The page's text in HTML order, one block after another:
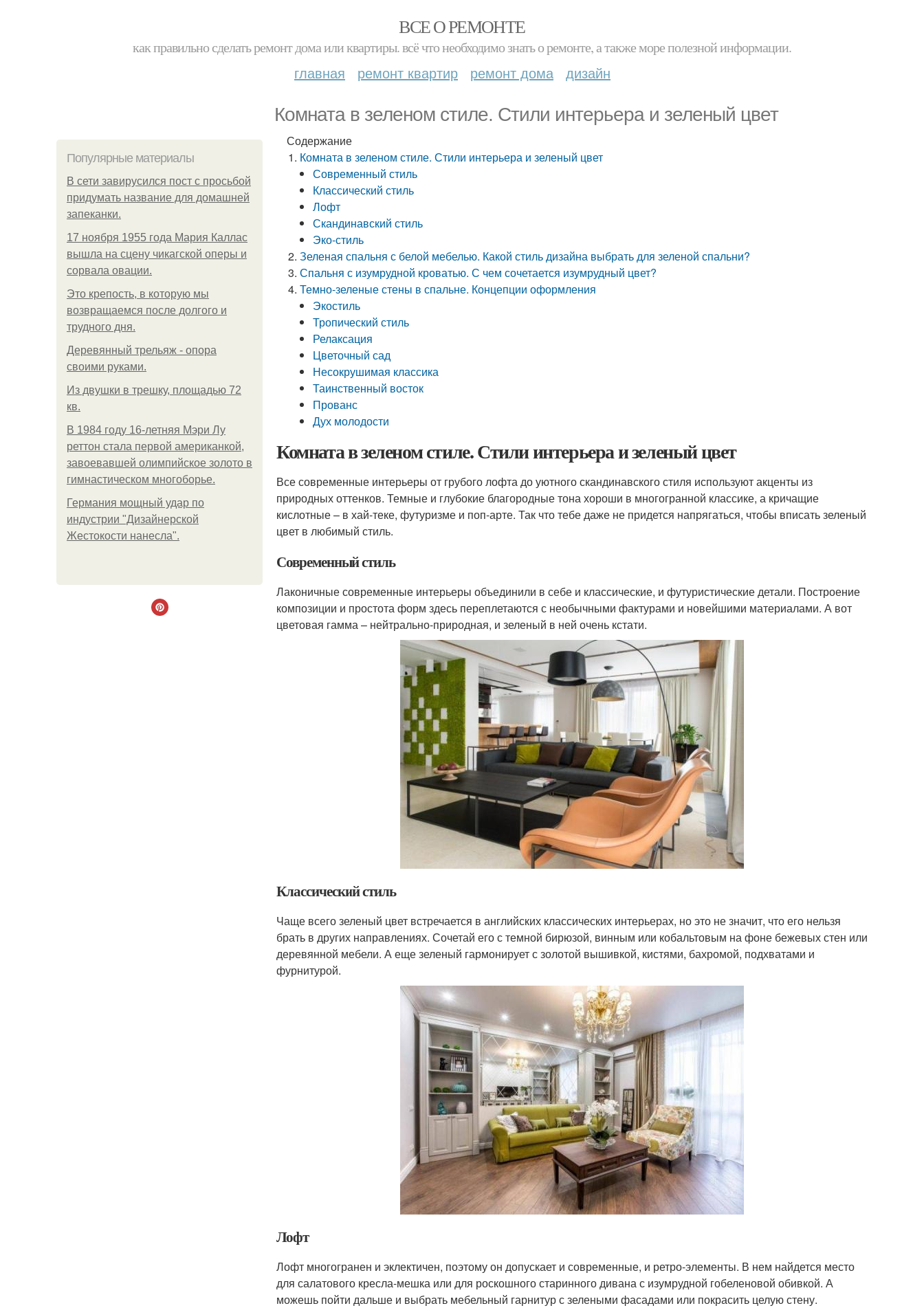
ВСЕ О РЕМОНТЕ
как правильно сделать ремонт дома или квартиры. всё что необходимо знать о ремонте, а также море полезной информации.
главная ремонт квартир ремонт дома дизайн
Комната в зеленом стиле. Стили интерьера и зеленый цвет
Популярные материалы
В сети завирусился пост с просьбой
придумать название для домашней
запеканки.
17 ноября 1955 года Мария Каллас
вышла на сцену чикагской оперы и
сорвала овации.
Это крепость, в которую мы
возвращаемся после долгого и
трудного дня.
Деревянный трельяж - опора
своими руками.
Из двушки в трешку, площадью 72
кв.
В 1984 году 16-летняя Мэри Лу
реттон стала первой американкой,
завоевавшей олимпийское золото в
гимнастическом многоборье.
Германия мощный удар по
индустрии "Дизайнерской
Жестокости нанесла".
Содержание
Комната в зеленом стиле. Стили интерьера и зеленый цвет
Современный стиль
Классический стиль
Лофт
Скандинавский стиль
Эко-стиль
Зеленая спальня с белой мебелью. Какой стиль дизайна выбрать для зеленой спальни?
Спальня с изумрудной кроватью. С чем сочетается изумрудный цвет?
Темно-зеленые стены в спальне. Концепции оформления
Экостиль
Тропический стиль
Релаксация
Цветочный сад
Несокрушимая классика
Таинственный восток
Прованс
Дух молодости
Комната в зеленом стиле. Стили интерьера и зеленый цвет
Все современные интерьеры от грубого лофта до уютного скандинавского стиля используют акценты из
природных оттенков. Темные и глубокие благородные тона хороши в многогранной классике, а кричащие
кислотные – в хай-теке, футуризме и поп-арте. Так что тебе даже не придется напрягаться, чтобы вписать зеленый
цвет в любимый стиль.
Современный стиль
Лаконичные современные интерьеры объединили в себе и классические, и футуристические детали. Построение
композиции и простота форм здесь переплетаются с необычными фактурами и новейшими материалами. А вот
цветовая гамма – нейтрально-природная, и зеленый в ней очень кстати.
Классический стиль
Чаще всего зеленый цвет встречается в английских классических интерьерах, но это не значит, что его нельзя
брать в других направлениях. Сочетай его с темной бирюзой, винным или кобальтовым на фоне бежевых стен или
деревянной мебели. А еще зеленый гармонирует с золотой вышивкой, кистями, бахромой, подхватами и
фурнитурой.
Лофт
Лофт многогранен и эклектичен, поэтому он допускает и современные, и ретро-элементы. В нем найдется место
для салатового кресла-мешка или для роскошного старинного дивана с изумрудной гобеленовой обивкой. А
можешь пойти дальше и выбрать мебельный гарнитур с зелеными фасадами или покрасить целую стену.